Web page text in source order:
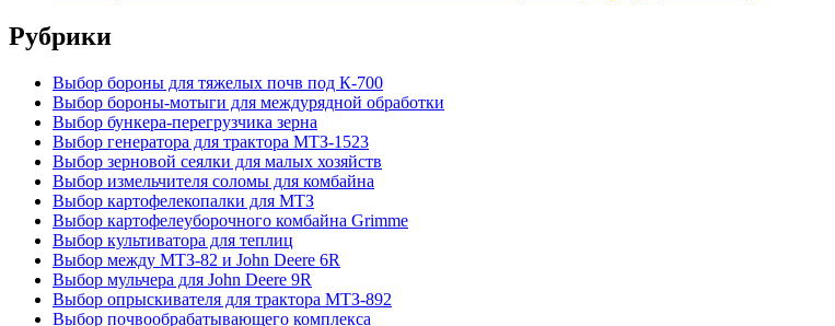
Рубрики
Выбор бороны для тяжелых почв под К-700
Выбор бороны-мотыги для междурядной обработки
Выбор бункера-перегрузчика зерна
Выбор генератора для трактора МТЗ-1523
Выбор зерновой сеялки для малых хозяйств
Выбор измельчителя соломы для комбайна
Выбор картофелекопалки для МТЗ
Выбор картофелеуборочного комбайна Grimme
Выбор культиватора для теплиц
Выбор между МТЗ-82 и John Deere 6R
Выбор мульчера для John Deere 9R
Выбор опрыскивателя для трактора МТЗ-892
Выбор почвообрабатывающего комплекса